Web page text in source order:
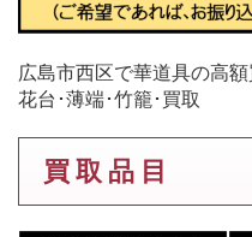
広島市西区で華道具の高
花台･薄端･竹籠･買取
買 取 品 目